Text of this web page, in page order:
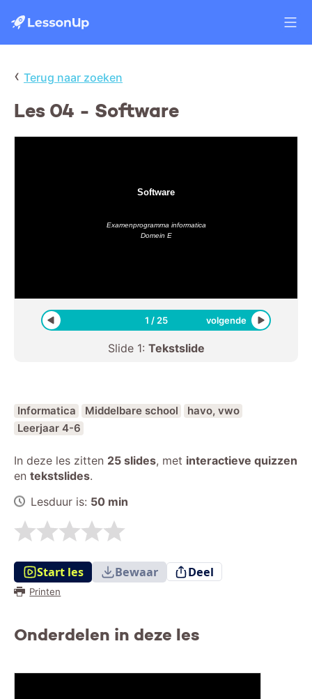
‹ Terug naar zoeken
Les 04 - Software
Software
Examenprogramma informatica
Domein E
1 / 25 volgende
Slide 1: Tekstslide
Informatica Middelbare school
havo, vwo
Leerjaar 4-6
In deze les zitten 25 slides, met interactieve quizzen
en tekstslides.
Lesduur is: 50 min
Start les Bewaar Deel
Printen
Onderdelen in deze les